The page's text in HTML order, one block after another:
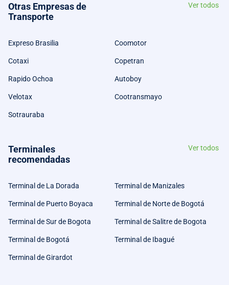
Otras Empresas de
Transporte
Ver todos
Expreso Brasilia Coomotor
Cotaxi Copetran
Rapido Ochoa Autoboy
Velotax Cootransmayo
Sotrauraba
Terminales
recomendadas
Ver todos
Terminal de La Dorada Terminal de Manizales
Terminal de Puerto Boyaca Terminal de Norte de Bogotá
Terminal de Sur de Bogota Terminal de Salitre de Bogota
Terminal de Bogotá Terminal de Ibagué
Terminal de Girardot